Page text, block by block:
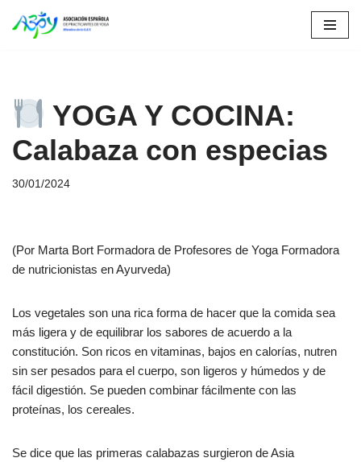
Saltar
YOGA Y COCINA:
Calabaza con especias
30/01/2024
(Por Marta Bort Formadora de Profesores de Yoga Formadora
de nutricionistas en Ayurveda)
Los vegetales son una rica forma de hacer que la comida sea
más ligera y de equilibrar los sabores de acuerdo a la
constitución. Son ricos en vitaminas, bajos en calorías, nutren
sin ser pesados para el cuerpo, son ligeros y húmedos y de
fácil digestión. Se pueden combinar fácilmente con las
proteínas, los cereales.
Se dice que las primeras calabazas surgieron de Asia